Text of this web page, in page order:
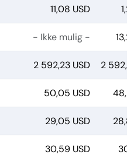
11,08 USD
- Ikke mulig -
2 592,23 USD 2
50,05 USD
29,05 USD
30,59 USD